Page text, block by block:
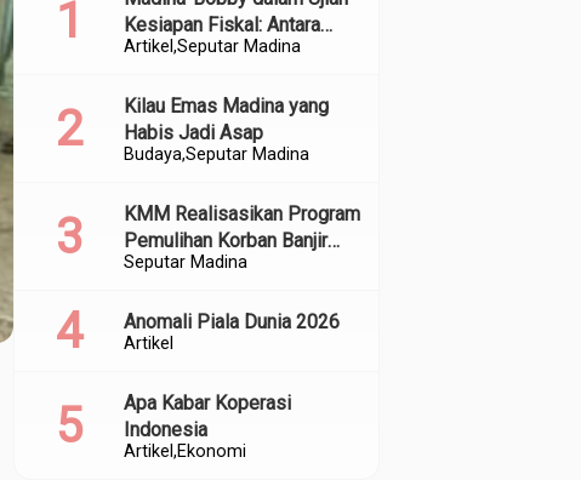
Artikel Seputar Madina
Kesiapan Fiskal: Antara
Kedekatan Politik dan
BudayaSeputar Madina
Kilau Emas Madina yang
Habis Jadi Asap
Seputar Madina
KMM Realisasikan Program
Pemulihan Korban Banjir
dan Longsor di Kabupaten
Artikel
Anomali Piala Dunia 2026
Artikel Ekonomi
Apa Kabar Koperasi
Indonesia